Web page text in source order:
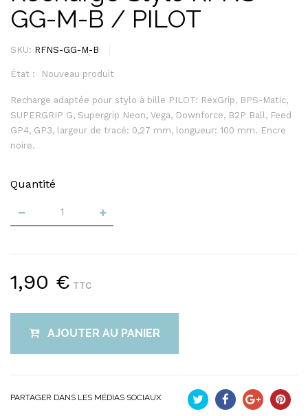
GG-M-B / PILOT
SKU: RFNS-GG-M-B
État : Nouveau produit
Recharge adaptée pour stylo à bille PILOT: RexGrip, BPS-Matic,
SUPERGRIP G, Supergrip Neon, Vega, Downforce, B2P Ball, Feed
GP4, GP3, largeur de tracé: 0,27 mm, longueur: 100 mm. Encre
noire.
Quantité
1,90 € TTC
AJOUTER AU PANIER
PARTAGER DANS LES MÉDIAS SOCIAUX